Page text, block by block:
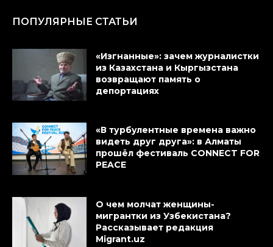
ПОПУЛЯРНЫЕ СТАТЬИ
«Изгнанные»: зачем журналистки
из Казахстана и Кыргызстана
возвращают память о
депортациях
«В турбулентные времена важно
видеть друг друга»: в Алматы
прошёл фестиваль CONNECT FOR
PEACE
О чем молчат женщины-
мигрантки из Узбекистана?
Рассказывает редакция
Migrant.uz